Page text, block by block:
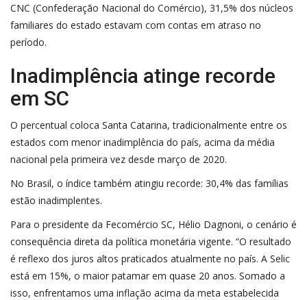
CNC (Confederação Nacional do Comércio), 31,5% dos núcleos
familiares do estado estavam com contas em atraso no
período.
Inadimplência atinge recorde
em SC
O percentual coloca Santa Catarina, tradicionalmente entre os
estados com menor inadimplência do país, acima da média
nacional pela primeira vez desde março de 2020.
No Brasil, o índice também atingiu recorde: 30,4% das famílias
estão inadimplentes.
Para o presidente da Fecomércio SC, Hélio Dagnoni, o cenário é
consequência direta da política monetária vigente. “O resultado
é reflexo dos juros altos praticados atualmente no país. A Selic
está em 15%, o maior patamar em quase 20 anos. Somado a
isso, enfrentamos uma inflação acima da meta estabelecida